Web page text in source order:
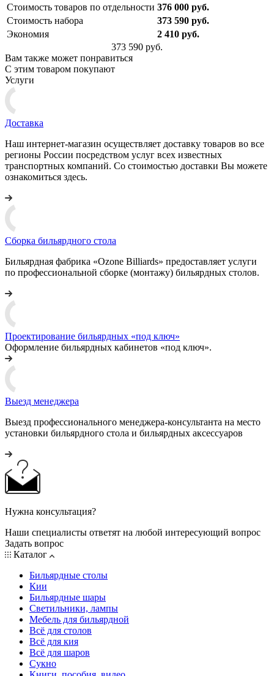
Стоимость товаров по отдельности 376 000 руб.
Стоимость набора
373 590 руб.
Экономия
2 410 руб.
373 590 руб.
Вам также может понравиться
С этим товаром покупают
Услуги
Доставка
Наш интернет-магазин осуществляет доставку товаров во все
регионы России посредством услуг всех известных
транспортных компаний. Со стоимостью доставки Вы можете
ознакомиться здесь.
Сборка бильярдного стола
Бильярдная фабрика «Ozone Billiards» предоставляет услуги
по профессиональной сборке (монтажу) бильярдных столов.
Проектирование бильярдных «под ключ»
Оформление бильярдных кабинетов «под ключ».
Выезд менеджера
Выезд профессионального менеджера-консультанта на место
установки бильярдного стола и бильярдных аксессуаров
Нужна консультация?
Наши специалисты ответят на любой интересующий вопрос
Задать вопрос
Каталог
Бильярдные столы
Кии
Бильярдные шары
Светильники, лампы
Мебель для бильярдной
Всё для столов
Всё для кия
Всё для шаров
Сукно